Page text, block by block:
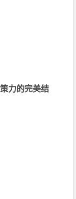
力的完美结